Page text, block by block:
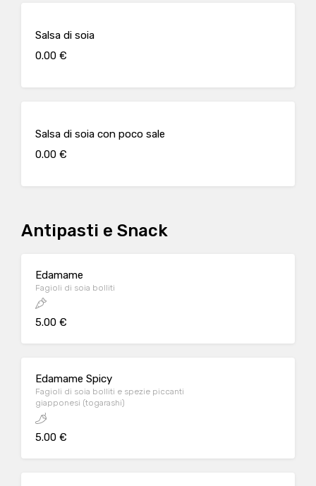
Salsa di soia
0.00 €
Salsa di soia con poco sale
0.00 €
Antipasti e Snack
Edamame
Fagioli di soia bolliti
5.00 €
Edamame Spicy
Fagioli di soia bolliti e spezie piccanti
giapponesi (togarashi)
5.00 €